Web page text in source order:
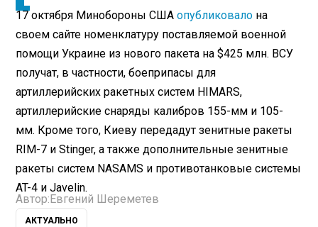
17 октября Минобороны СШАопубликовало на
своем сайте номенклатуру поставляемой военной
помощи Украине из нового пакета на $425 млн. ВСУ
получат, в частности, боеприпасы для
артиллерийских ракетных систем HIMARS,
артиллерийские снаряды калибров 155-мм и 105-
мм. Кроме того, Киеву передадут зенитные ракеты
RIM-7 и Stinger, а также дополнительные зенитные
ракеты систем NASAMS и противотанковые системы
AT-4 и Javelin.
Автор: Евгений Шереметев
АКТУАЛЬНО